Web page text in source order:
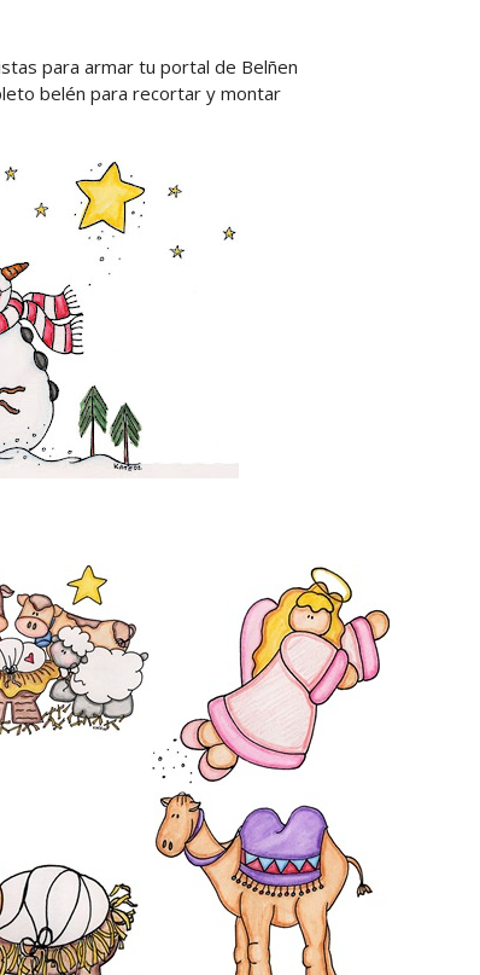
para armar tu portal de Belñen
belén para recortar y montar